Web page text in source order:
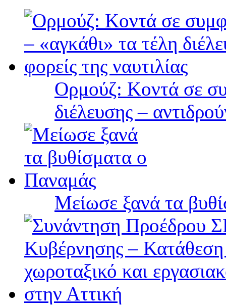
Ορμούζ: Κοντά σε
διέλευσης –
Μείωσε ξανά τα